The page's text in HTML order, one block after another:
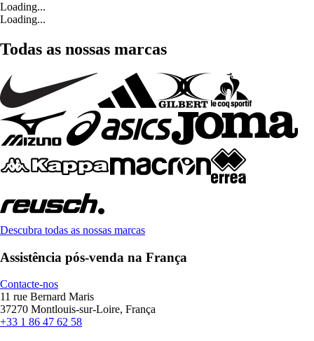
Loading...
Loading...
Todas as nossas marcas
Descubra todas as nossas marcas
Assistência pós-venda na França
Contacte-nos
11 rue Bernard Maris
37270 Montlouis-sur-Loire, França
+33 1 86 47 62 58